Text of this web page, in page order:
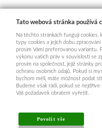
Tato webová stránka používá
Na těchto stránkách fungují cookies,
typy cookies a jejich dobu
prosím Vámi preferovanou variantu.
výkonu vašich práv v souvislosti se
prosím na společnost, jejíž stránky
ochranu osobních údajů. Pokud si
bychom měli, máte možnost podat
Budeme však rádi, pokud se
Váš požadavek obratem vyřešit.
Povolit vše